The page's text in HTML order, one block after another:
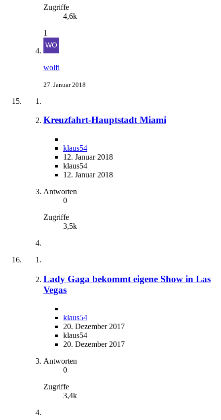
Zugriffe
4,6k
1
wolfi
27. Januar 2018
Kreuzfahrt-Hauptstadt Miami
klaus54
12. Januar 2018
klaus54
12. Januar 2018
Antworten
0
Zugriffe
3,5k
Lady Gaga bekommt eigene Show in Las
Vegas
klaus54
20. Dezember 2017
klaus54
20. Dezember 2017
Antworten
0
Zugriffe
3,4k